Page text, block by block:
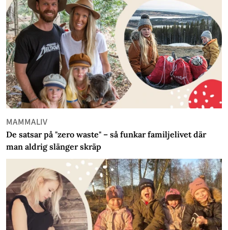
MAMMALIV
De satsar på "zero waste" – så funkar familjelivet där
man aldrig slänger skräp